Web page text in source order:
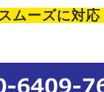
ムーズに対応